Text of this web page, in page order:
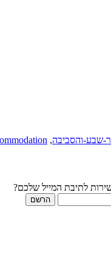
שבע-והסביבה,
לתיבת המייל שלכם?